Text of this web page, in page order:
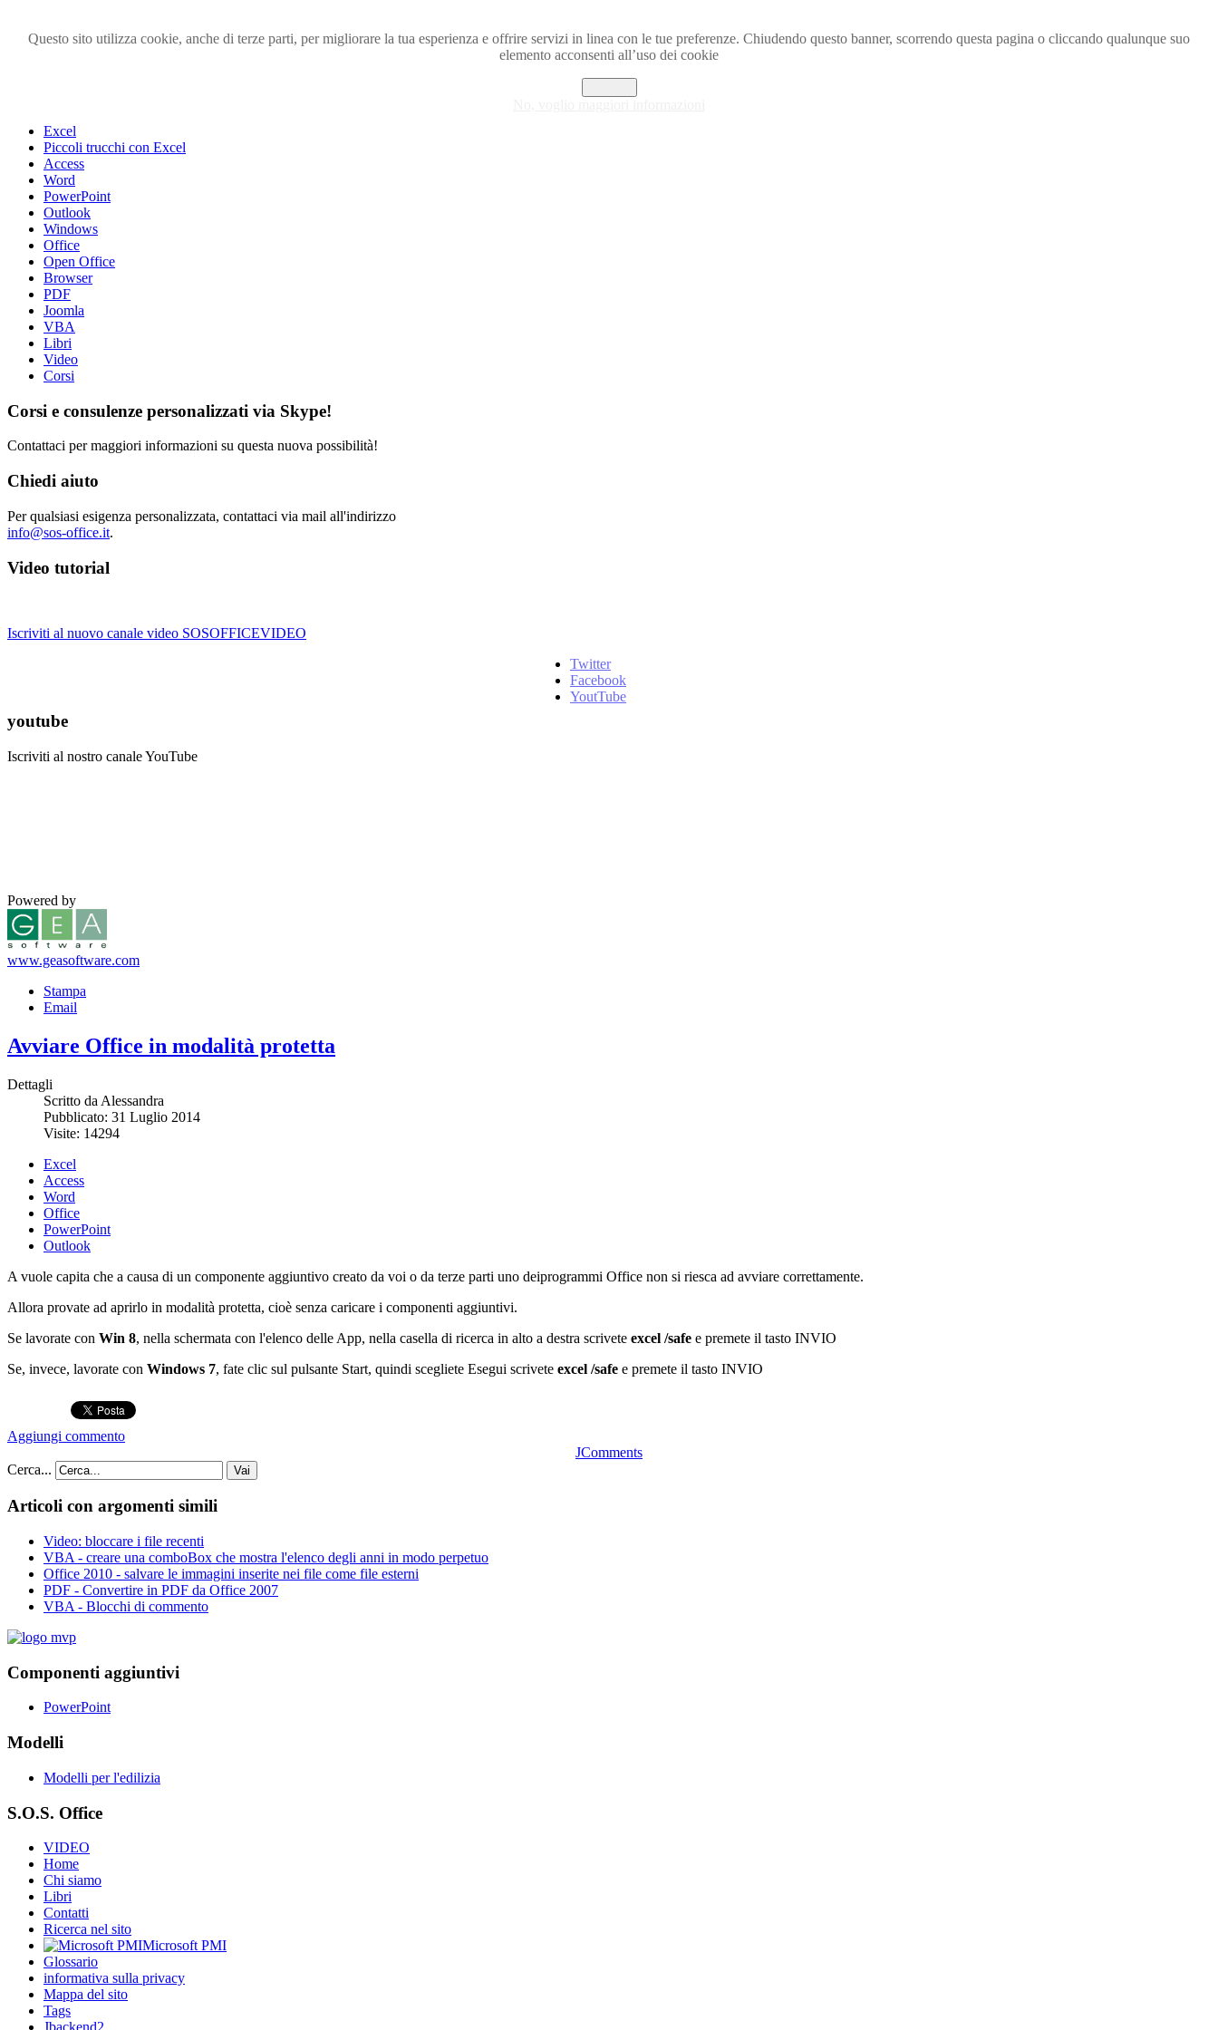
Questo sito utilizza cookie, anche di terze parti, per migliorare la tua esperienza e offrire servizi in linea con le tue preferenze. Chiudendo questo banner, scorrendo questa pagina o cliccando qualunque suo
elemento acconsenti all’uso dei cookie
Excel
Piccoli trucchi con Excel
Access
Word
PowerPoint
Outlook
Windows
Office
Open Office
Browser
PDF
Joomla
VBA
Libri
Video
Corsi
Corsi e consulenze personalizzati via Skype!
Contattaci per maggiori informazioni su questa nuova possibilità!
Chiedi aiuto
Per qualsiasi esigenza personalizzata, contattaci via mail all'indirizzo
info@sos-office.it.
Video tutorial
Iscriviti al nuovo canale video SOSOFFICEVIDEO
Twitter
Facebook
YoutTube
youtube
Iscriviti al nostro canale YouTube
Powered by
www.geasoftware.com
Stampa
Email
Avviare Office in modalità protetta
Dettagli
Scritto da Alessandra
Pubblicato: 31 Luglio 2014
Visite: 14294
Excel
Access
Word
Office
PowerPoint
Outlook
A vuole capita che a causa di un componente aggiuntivo creato da voi o da terze parti uno deiprogrammi Office non si riesca ad avviare correttamente.
Allora provate ad aprirlo in modalità protetta, cioè senza caricare i componenti aggiuntivi.
Se lavorate con Win 8, nella schermata con l'elenco delle App, nella casella di ricerca in alto a destra scrivete excel /safe e premete il tasto INVIO
Se, invece, lavorate con Windows 7, fate clic sul pulsante Start, quindi scegliete Esegui scrivete excel /safe e premete il tasto INVIO
Aggiungi commento
JComments
Cerca...
Vai
Articoli con argomenti simili
Video: bloccare i file recenti
VBA - creare una comboBox che mostra l'elenco degli anni in modo perpetuo
Office 2010 - salvare le immagini inserite nei file come file esterni
PDF - Convertire in PDF da Office 2007
VBA - Blocchi di commento
Componenti aggiuntivi
PowerPoint
Modelli
Modelli per l'edilizia
S.O.S. Office
VIDEO
Home
Chi siamo
Libri
Contatti
Ricerca nel sito
Microsoft PMI
Glossario
informativa sulla privacy
Mappa del sito
Tags